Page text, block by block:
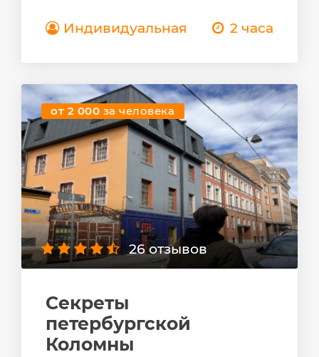
Индивидуальная 2 часа
от 2 000 за человека
26 отзывов
Секреты
петербургской
Коломны